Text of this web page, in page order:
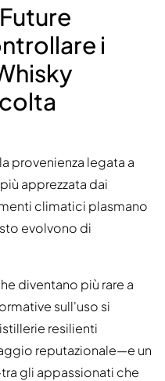
i
provenienza legata a
apprezzata dai
climatici plasmano
evolvono di
diventano più rare a
sull'uso si
resilienti
reputazionale—e un
gli appassionati che